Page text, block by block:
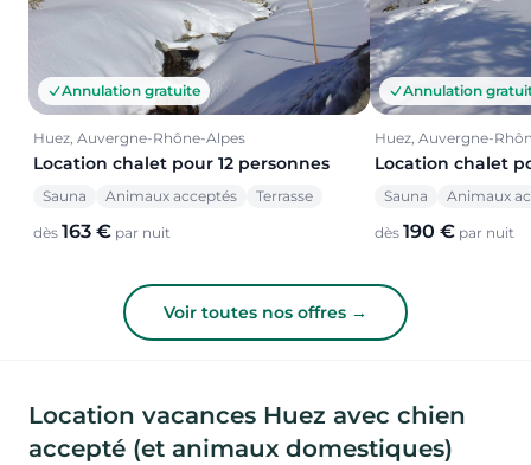
Annulation gratuite
Huez, Auvergne-Rhône-Alpes
Location chalet pour 12 personnes
Sauna Animaux acceptés Terrasse
dès 163 € par nuit
Annulation
Huez, Auvergne-
Location chalet
Sauna Animaux
dès 190 € par nuit
Voir toutes nos offres →
Location vacances Huez avec chien
accepté (et animaux domestiques)